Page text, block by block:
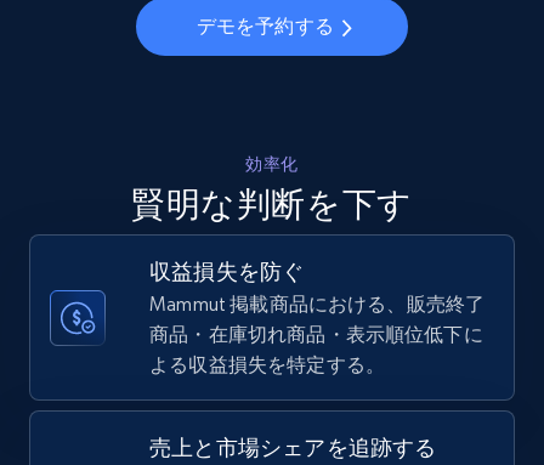
Walmart - products - Collects products by
specific keywords
5.6K+ 874+ 今すぐ始める
Walmart - products - Discover products by
using sku numbers
URL, Final price, Sku, Currency, Gtin,
Specifications, Image urls, Top reviews, and
デモを予約する
効率化
賢明な判断を下す
収益損失を防ぐ
Mammut 掲載商品における、販売終了
商品・在庫切れ商品・表示順位低下に
よる収益損失を特定する。
売上と市場シェアを追跡する